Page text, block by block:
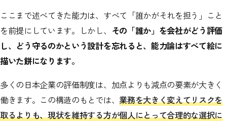
ここまで述べてきた能力は、すべて「誰かがそれを担う」こと
を前提にしています。しかし、 その「誰か」を会社がどう評価
し、どう守るのかという設計を忘れると、能力論はすべて絵に
描いた餅になります。
多くの日本企業の評価制度は、加点よりも減点の要素が大きく
働きます。この構造のもとでは、業務を大きく変えてリスクを
取るよりも、現状を維持する方が個人にとって合理的な選択に